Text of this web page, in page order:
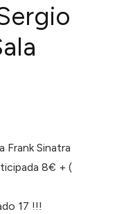
Frank Sinatra
8€ + (
17 !!!